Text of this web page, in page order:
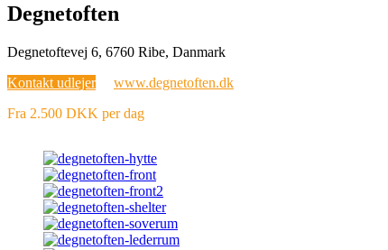
Degnetoften
Degnetoftevej 6, 6760 Ribe, Danmark
Kontakt udlejer
www.degnetoften.dk
Fra 2.500 DKK per dag